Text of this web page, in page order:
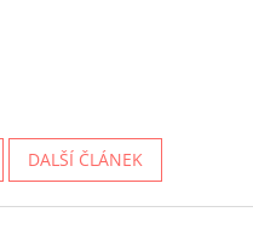
DALŠÍ ČLÁNEK